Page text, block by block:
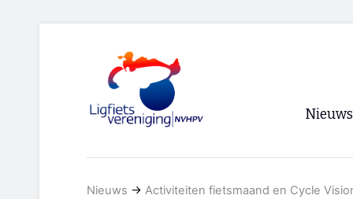
Nieuws
Nieuws → Activiteiten fietsmaand en Cycle